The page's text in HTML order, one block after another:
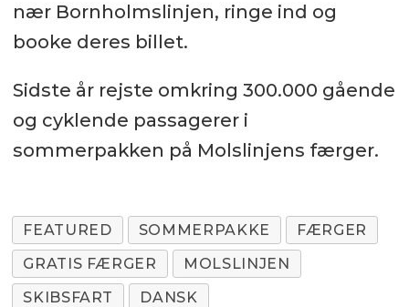
nær Bornholmslinjen, ringe ind og
booke deres billet.
Sidste år rejste omkring 300.000 gående
og cyklende passagerer i
sommerpakken på Molslinjens færger.
FEATURED SOMMERPAKKE
FÆRGER
GRATIS FÆRGER
MOLSLINJEN
SKIBSFART
DANSK